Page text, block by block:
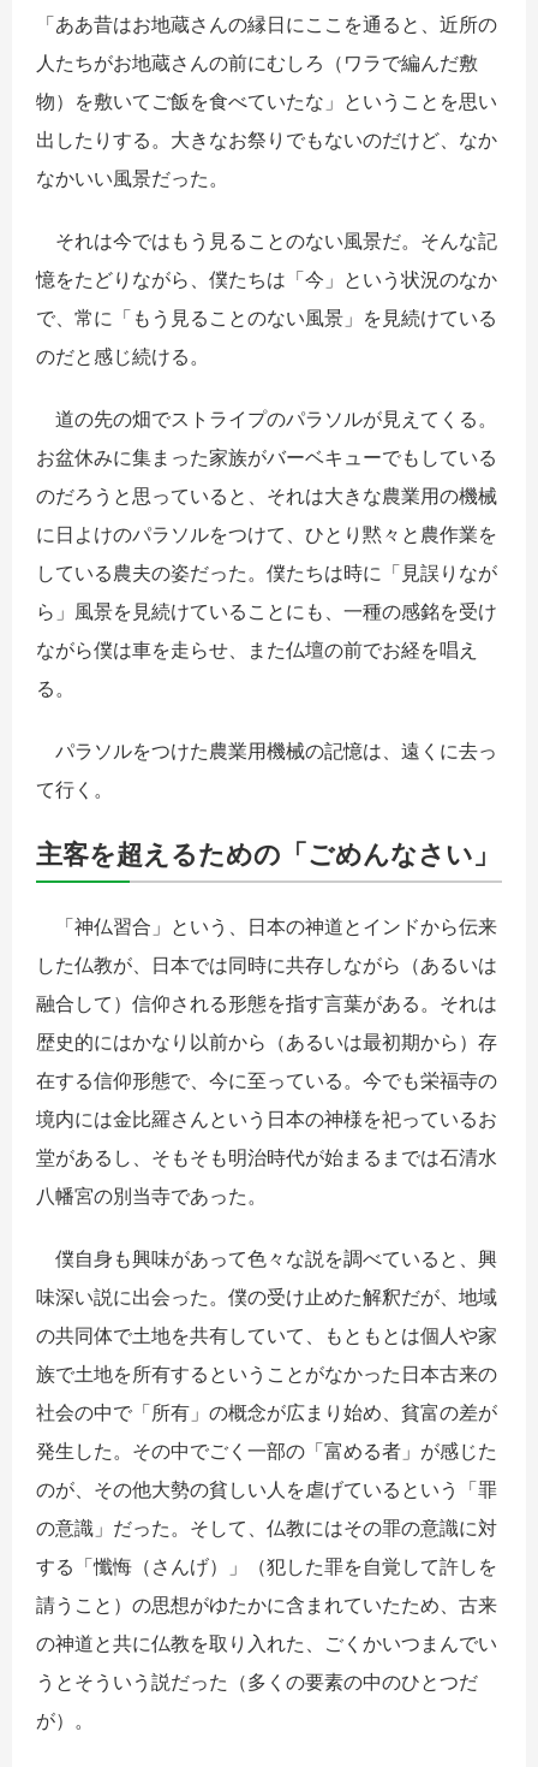
「ああ昔はお地蔵さんの縁日にここを通ると、近所の
人たちがお地蔵さんの前にむしろ（ワラで編んだ敷
物）を敷いてご飯を食べていたな」ということを思い
出したりする。大きなお祭りでもないのだけど、なか
なかいい風景だった。
それは今ではもう見ることのない風景だ。そんな記
憶をたどりながら、僕たちは「今」という状況のなか
で、常に「もう見ることのない風景」を見続けている
のだと感じ続ける。
道の先の畑でストライプのパラソルが見えてくる。
お盆休みに集まった家族がバーベキューでもしている
のだろうと思っていると、それは大きな農業用の機械
に日よけのパラソルをつけて、ひとり黙々と農作業を
している農夫の姿だった。僕たちは時に「見誤りなが
ら」風景を見続けていることにも、一種の感銘を受け
ながら僕は車を走らせ、また仏壇の前でお経を唱え
る。
パラソルをつけた農業用機械の記憶は、遠くに去っ
て行く。
主客を超えるための「ごめんなさい」
「神仏習合」という、日本の神道とインドから伝来
した仏教が、日本では同時に共存しながら（あるいは
融合して）信仰される形態を指す言葉がある。それは
歴史的にはかなり以前から（あるいは最初期から）存
在する信仰形態で、今に至っている。今でも栄福寺の
境内には金比羅さんという日本の神様を祀っているお
堂があるし、そもそも明治時代が始まるまでは石清水
八幡宮の別当寺であった。
僕自身も興味があって色々な説を調べていると、興
味深い説に出会った。僕の受け止めた解釈だが、地域
の共同体で土地を共有していて、もともとは個人や家
族で土地を所有するということがなかった日本古来の
社会の中で「所有」の概念が広まり始め、貧富の差が
発生した。その中でごく一部の「富める者」が感じた
のが、その他大勢の貧しい人を虐げているという「罪
の意識」だった。そして、仏教にはその罪の意識に対
する「懺悔（さんげ）」（犯した罪を自覚して許しを
請うこと）の思想がゆたかに含まれていたため、古来
の神道と共に仏教を取り入れた、ごくかいつまんでい
うとそういう説だった（多くの要素の中のひとつだ
が）。